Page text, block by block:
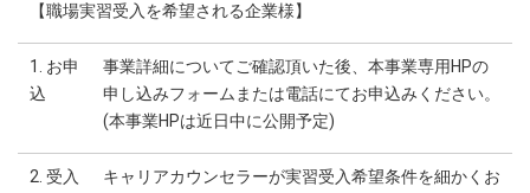
【職場実習受入を希望される企業様】
1. お申
込
事業詳細についてご確認頂いた後、本事業専用HPの
申し込みフォームまたは電話にてお申込みください。
(本事業HPは近日中に公開予定)
2. 受入
キャリアカウンセラーが実習受入希望条件を細かくお